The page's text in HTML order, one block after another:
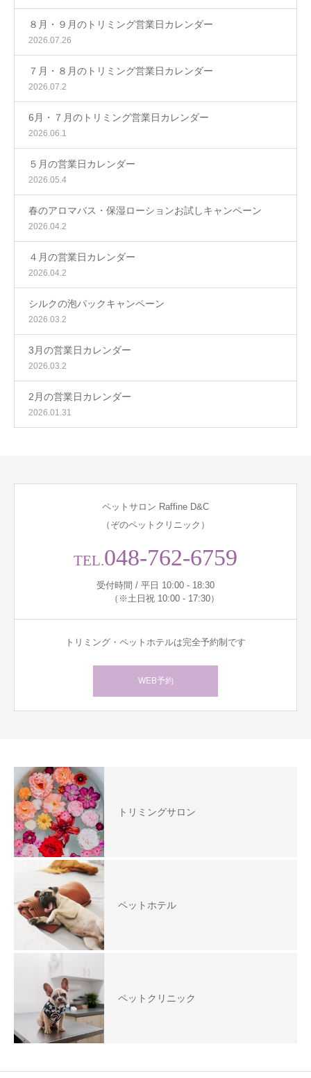
８月・９月のトリミング営業日カレンダー
2026.07.26
７月・８月のトリミング営業日カレンダー
2026.07.2
6月・７月のトリミング営業日カレンダー
2026.06.1
５月の営業日カレンダー
2026.05.4
春のアロマバス・保湿ローションお試しキャンペーン
2026.04.2
４月の営業日カレンダー
2026.04.2
シルクの泡パックキャンペーン
2026.03.2
3月の営業日カレンダー
2026.03.2
2月の営業日カレンダー
2026.01.31
ペットサロン Raffine D&C
（ぞのペットクリニック）
TEL.048-762-6759
受付時間 / 平日 10:00 - 18:30
（※土日祝 10:00 - 17:30）
トリミング・ペットホテルは完全予約制です
WEB予約
トリミングサロン
ペットホテル
ペットクリニック